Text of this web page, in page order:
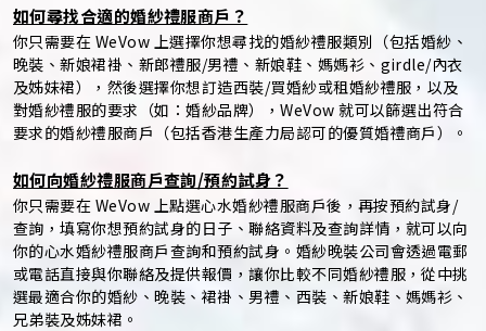
如何尋找合適的婚紗禮服商戶？
你只需要在 WeVow 上選擇你想尋找的婚紗禮服類別（包括婚紗、
晚裝、新娘裙褂、新郎禮服/男禮、新娘鞋、媽媽衫、girdle/內衣
及姊妹裙），然後選擇你想訂造西裝/買婚紗或租婚紗禮服，以及
對婚紗禮服的要求（如：婚紗品牌），WeVow 就可以篩選出符合
要求的婚紗禮服商戶（包括香港生產力局認可的優質婚禮商戶）。
如何向婚紗禮服商戶查詢/預約試身？
你只需要在 WeVow 上點選心水婚紗禮服商戶後，再按預約試身/
查詢，填寫你想預約試身的日子、聯絡資料及查詢詳情，就可以向
你的心水婚紗禮服商戶查詢和預約試身。婚紗晚裝公司會透過電郵
或電話直接與你聯絡及提供報價，讓你比較不同婚紗禮服，從中挑
選最適合你的婚紗、晚裝、裙褂、男禮、西裝、新娘鞋、媽媽衫、
兄弟裝及姊妹裙。